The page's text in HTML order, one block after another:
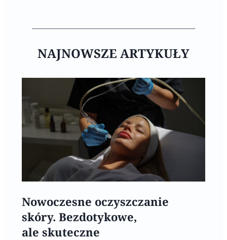
NAJNOWSZE ARTYKUŁY
Nowoczesne oczyszczanie
skóry. Bezdotykowe,
ale skuteczne